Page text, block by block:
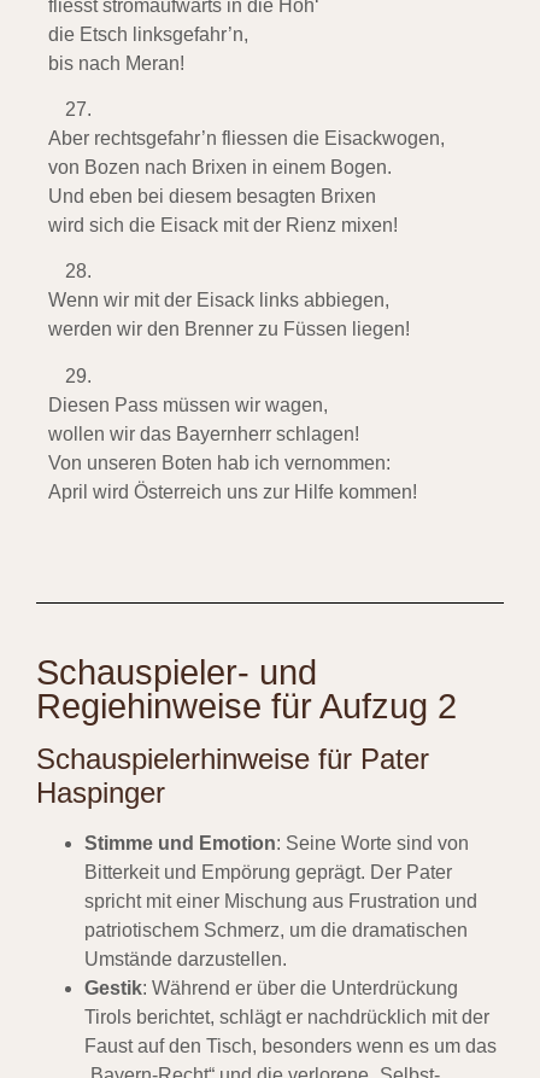
fliesst stromaufwärts in die Höh‘
die Etsch linksgefahr’n,
bis nach Meran!
Aber rechtsgefahr’n fliessen die Eisackwogen,
von Bozen nach Brixen in einem Bogen.
Und eben bei diesem besagten Brixen
wird sich die Eisack mit der Rienz mixen!
Wenn wir mit der Eisack links abbiegen,
werden wir den Brenner zu Füssen liegen!
Diesen Pass müssen wir wagen,
wollen wir das Bayernherr schlagen!
Von unseren Boten hab ich vernommen:
April wird Österreich uns zur Hilfe kommen!
Schauspieler- und
Regiehinweise für Aufzug 2
Schauspielerhinweise für Pater
Haspinger
Stimme und Emotion: Seine Worte sind von
Bitterkeit und Empörung geprägt. Der Pater
spricht mit einer Mischung aus Frustration und
patriotischem Schmerz, um die dramatischen
Umstände darzustellen.
Gestik: Während er über die Unterdrückung
Tirols berichtet, schlägt er nachdrücklich mit der
Faust auf den Tisch, besonders wenn es um das